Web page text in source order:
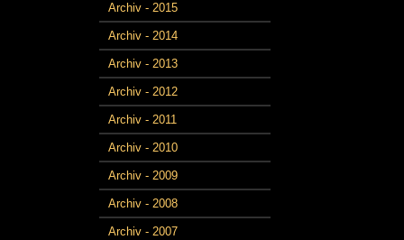
Archiv - 2015
Archiv - 2014
Archiv - 2013
Archiv - 2012
Archiv - 2011
Archiv - 2010
Archiv - 2009
Archiv - 2008
Archiv - 2007